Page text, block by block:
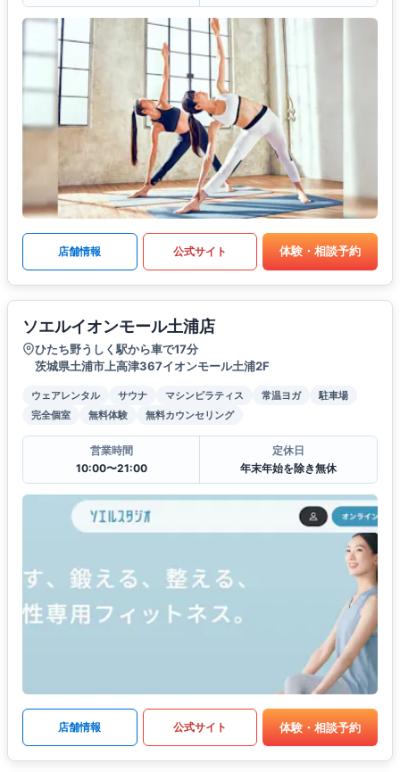
店舗情報 公式サイト 体験・相談予約
ソエルイオンモール土浦店
ひたち野うしく駅から車で17分
茨城県土浦市上高津367イオンモール土浦2F
ウェアレンタル サウナ マシンピラティス 常温ヨガ
駐車場
完全個室
無料体験 無料カウンセリング
営業時間
10:00〜21:00
定休日
年末年始を除き無休
店舗情報 公式サイト 体験・相談予約